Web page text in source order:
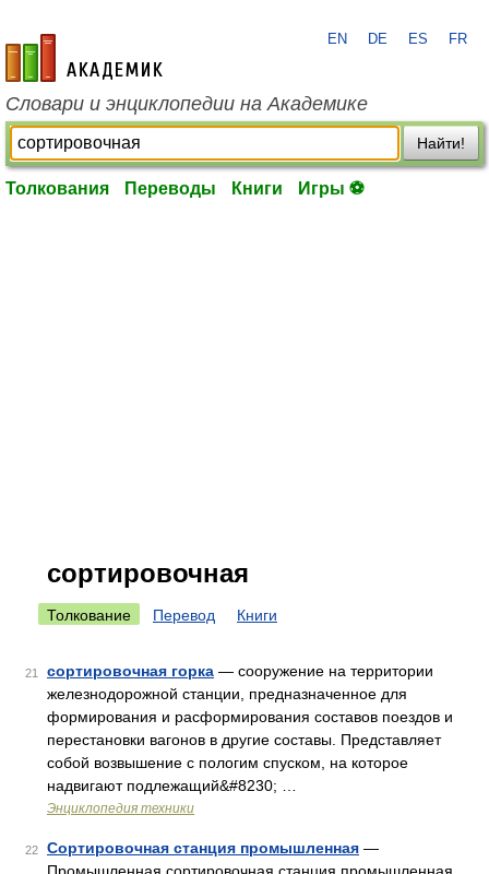
academic.ru
EN DE ES FR
Словари и энциклопедии на Академике
Найти!
Толкования Переводы Книги Игры ⚽
сортировочная
Толкование Перевод Книги
21 сортировочная горка — сооружение на территории
железнодорожной станции, предназначенное для
формирования и расформирования составов поездов и
перестановки вагонов в другие составы. Представляет
собой возвышение с пологим спуском, на которое
надвигают подлежащий&#8230; …
Энциклопедия техники
22 Сортировочная станция промышленная —